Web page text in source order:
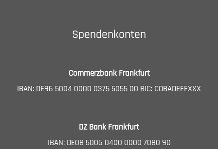
Spendenkonten
Commerzbank Frankfurt
IBAN: DE96 5004 0000 0375 5055 00 BIC: COBADEFFXXX
DZ Bank Frankfurt
IBAN: DE08 5006 0400 0000 7080 90